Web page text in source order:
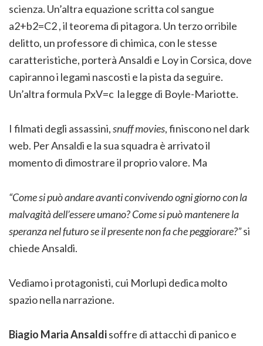
scienza. Un’altra equazione scritta col sangue
a2+b2=C2 , il teorema di pitagora. Un terzo orribile
delitto, un professore di chimica, con le stesse
caratteristiche, porterà Ansaldi e Loy in Corsica, dove
capiranno i legami nascosti e la pista da seguire.
Un’altra formula PxV=c la legge di Boyle-Mariotte.
I filmati degli assassini,snuff movies, finiscono nel dark
web. Per Ansaldi e la sua squadra è arrivato il
momento di dimostrare il proprio valore. Ma
“Come si può andare avanti convivendo ogni giorno con la
malvagità dell’essere umano? Come si può mantenere la
speranza nel futuro se il presente non fa che peggiorare?”si
chiede Ansaldi.
Vediamo i protagonisti, cui Morlupi dedica molto
spazio nella narrazione.
Biagio Maria Ansaldisoffre di attacchi di panico e